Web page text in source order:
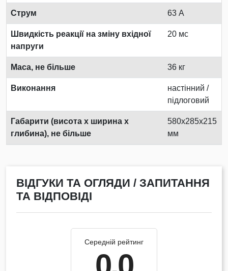
Струм 63 А
Швидкість реакції на зміну вхідної
напруги
20 мс
Маса, не більше 36 кг
Виконання
настінний /
підлоговий
Габарити (висота х ширина х
глибина), не більше
580x285x215
мм
ВІДГУКИ ТА ОГЛЯДИ / ЗАПИТАННЯ
ТА ВІДПОВІДІ
Середній рейтинг